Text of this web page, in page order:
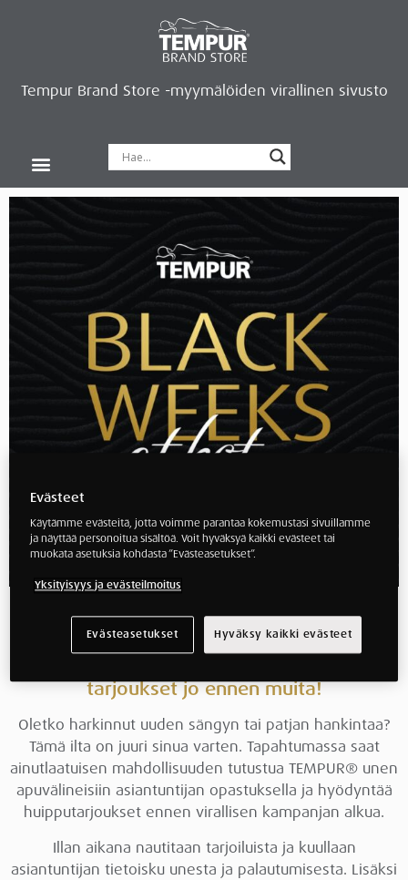
Tempur Brand Store -myymälöiden virallinen sivusto
Varmista paikkasi eksklusiivisessa
iltatapahtumassa Tempur Brand Store
tarjoukset jo ennen muita!
Oletko harkinnut uuden sängyn tai patjan hankintaa?
Tämä ilta on juuri sinua varten. Tapahtumassa saat
ainutlaatuisen mahdollisuuden tutustua TEMPUR® unen
apuvälineisiin asiantuntijan opastuksella ja hyödyntää
huipputarjoukset ennen virallisen kampanjan alkua.
Illan aikana nautitaan tarjoiluista ja kuullaan
asiantuntijan tietoisku unesta ja palautumisesta. Lisäksi
Evästeet
Käytämme evästeitä, jotta voimme parantaa kokemustasi sivuillamme
ja näyttää personoitua sisältöä. Voit hyväksyä kaikki evästeet tai
muokata asetuksia kohdasta ”Evästeasetukset”.
Yksityisyys ja evästeilmoitus
Evästeasetukset Hyväksy kaikki evästeet